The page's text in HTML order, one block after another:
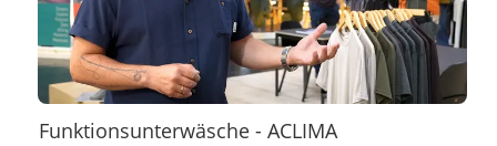
Funktionsunterwäsche - ACLIMA